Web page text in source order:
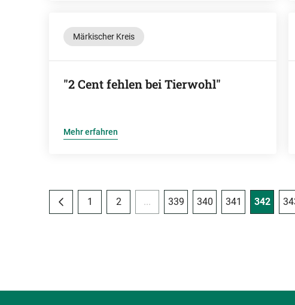
Märkischer Kreis
"2 Cent fehlen bei Tierwohl"
Mehr erfahren
1 2 ... 339 340 341 342